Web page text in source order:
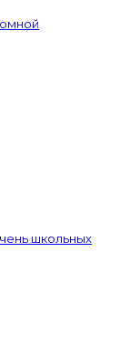
школьных